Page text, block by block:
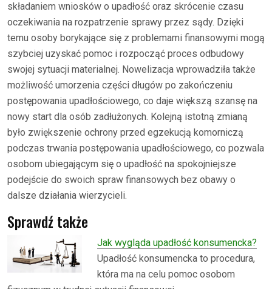
składaniem wniosków o upadłość oraz skrócenie czasu
oczekiwania na rozpatrzenie sprawy przez sądy. Dzięki
temu osoby borykające się z problemami finansowymi mogą
szybciej uzyskać pomoc i rozpocząć proces odbudowy
swojej sytuacji materialnej. Nowelizacja wprowadziła także
możliwość umorzenia części długów po zakończeniu
postępowania upadłościowego, co daje większą szansę na
nowy start dla osób zadłużonych. Kolejną istotną zmianą
było zwiększenie ochrony przed egzekucją komorniczą
podczas trwania postępowania upadłościowego, co pozwala
osobom ubiegającym się o upadłość na spokojniejsze
podejście do swoich spraw finansowych bez obawy o
dalsze działania wierzycieli.
Sprawdź także
Jak wygląda upadłość konsumencka?
Upadłość konsumencka to procedura,
która ma na celu pomoc osobom